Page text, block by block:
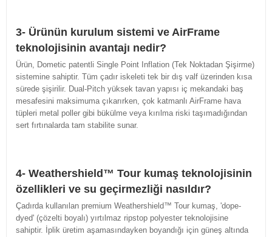
3- Ürünün kurulum sistemi ve AirFrame
teknolojisinin avantajı nedir?
Ürün, Dometic patentli Single Point Inflation (Tek Noktadan Şişirme)
sistemine sahiptir. Tüm çadır iskeleti tek bir dış valf üzerinden kısa
sürede şişirilir. Dual-Pitch yüksek tavan yapısı iç mekandaki baş
mesafesini maksimuma çıkarırken, çok katmanlı AirFrame hava
tüpleri metal poller gibi bükülme veya kırılma riski taşımadığından
sert fırtınalarda tam stabilite sunar.
4- Weathershield™ Tour kumaş teknolojisinin
özellikleri ve su geçirmezliği nasıldır?
Çadırda kullanılan premium Weathershield™ Tour kumaş, 'dope-
dyed' (çözelti boyalı) yırtılmaz ripstop polyester teknolojisine
sahiptir. İplik üretim aşamasındayken boyandığı için güneş altında